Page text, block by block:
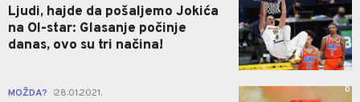
Ljudi, hajde da pošaljemo Jokića
na Ol-star: Glasanje počinje
danas, ovo su tri načina!
MOŽDA? 28.01.2021. 0